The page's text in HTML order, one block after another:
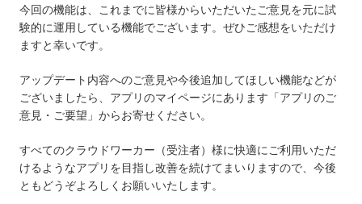
今回の機能は、これまでに皆様からいただいたご意見を元に試
験的に運用している機能でございます。ぜひご感想をいただけ
ますと幸いです。
アップデート内容へのご意見や今後追加してほしい機能などが
ございましたら、アプリのマイページにあります「アプリのご
意見・ご要望」からお寄せください。
すべてのクラウドワーカー（受注者）様に快適にご利用いただ
けるようなアプリを目指し改善を続けてまいりますので、今後
ともどうぞよろしくお願いいたします。